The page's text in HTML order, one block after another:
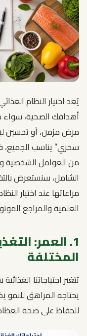
يُعد اختيار النظام
أهدافك الصحية، سواء
مرض مزمن، أو تحسين
سحري” يناسب الجميع،
من العوامل الشخصية
الشامل، سنستعرض
مراعاتها عند اختيار
العلمية والمراجع
1. العمر:
المختلفة
تتغير احتياجاتنا
يحتاجه المراهق للنمو
للحفاظ على صحة